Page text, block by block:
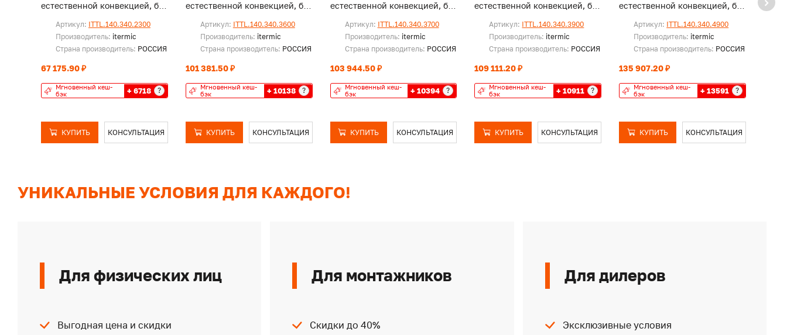
естественной конвекцией, без
Артикул: ITTL.140.340.2300
Производитель: itermic
Страна производитель: РОССИЯ
67 175.90 ₽
Мгновенный кеш-
бэк
+ 6718 ?
КУПИТЬ КОНСУЛЬТАЦИЯ
естественной конвекцией, без
Артикул: ITTL.140.340.3600
Производитель: itermic
Страна производитель: РОССИЯ
101 381.50 ₽
Мгновенный кеш-
бэк
+ 10138 ?
КУПИТЬ КОНСУЛЬТАЦИЯ
естественной конвекцией, без
Артикул: ITTL.140.340.3700
Производитель: itermic
Страна производитель: РОССИЯ
103 944.50 ₽
Мгновенный кеш-
бэк
+ 10394 ?
КУПИТЬ КОНСУЛЬТАЦИЯ
естественной конвекцией, без
Артикул: ITTL.140.340.3900
Производитель: itermic
Страна производитель: РОССИЯ
109 111.20 ₽
Мгновенный кеш-
бэк
+ 10911 ?
КУПИТЬ КОНСУЛЬТАЦИЯ
естественной конвекцией, без
Артикул: ITTL.140.340.4900
Производитель: itermic
Страна производитель: РОССИЯ
135 907.20 ₽
Мгновенный кеш-
бэк
+ 13591 ?
КУПИТЬ КОНСУЛЬТАЦИЯ
УНИКАЛЬНЫЕ УСЛОВИЯ ДЛЯ КАЖДОГО!
Для физических лиц
Выгодная цена и скидки
Для монтажников
Скидки до 40%
Для дилеров
Эксклюзивные условия